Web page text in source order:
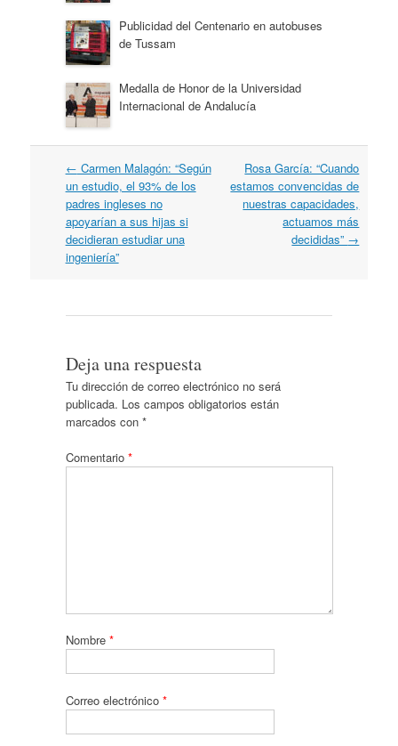
Publicidad del Centenario en autobuses
de Tussam
Medalla de Honor de la Universidad
Internacional de Andalucía
Navegación
por
artículos
← Carmen Malagón: “Según
un estudio, el 93% de los
padres ingleses no
apoyarían a sus hijas si
decidieran estudiar una
ingeniería”
Rosa García: “Cuando
estamos convencidas de
nuestras capacidades,
actuamos más
decididas” →
Deja una respuesta
Tu dirección de correo electrónico no será
publicada. Los campos obligatorios están
marcados con *
Comentario *
Nombre *
Correo electrónico *